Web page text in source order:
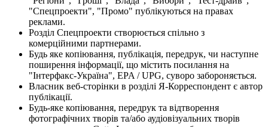
"Спецпроекти", "Промо" публікуються на правах
реклами.
Розділ Спецпроекти створюється спільно з
комерційними партнерами.
Будь яке копіювання, публікація, передрук, чи наступне
поширення інформації, що містить посилання на
"Інтерфакс-Україна", EPA / UPG, суворо забороняється.
Власник веб-сторінки в розділі Я-Корреспондент є автор
публікації.
Будь-яке копіювання, передрук та відтворення
фотографічних творів та/або аудіовізуальних творів